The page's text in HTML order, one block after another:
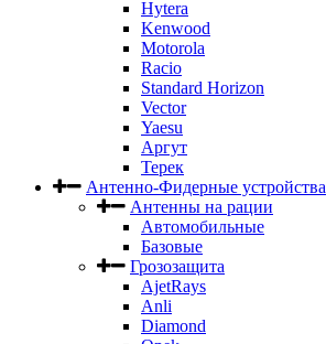
Hytera
Kenwood
Motorola
Racio
Standard Horizon
Vector
Yaesu
Аргут
Терек
Антенно-Фидерные устройства
Антенны на рации
Автомобильные
Базовые
Грозозащита
AjetRays
Anli
Diamond